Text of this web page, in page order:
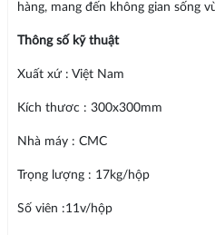
hàng, mang đến không gian sống
Thông số kỹ thuật
Xuất xứ : Việt Nam
Kích thươc : 300x300mm
Nhà máy : CMC
Trọng lượng : 17kg/hộp
Số viên :11v/hộp